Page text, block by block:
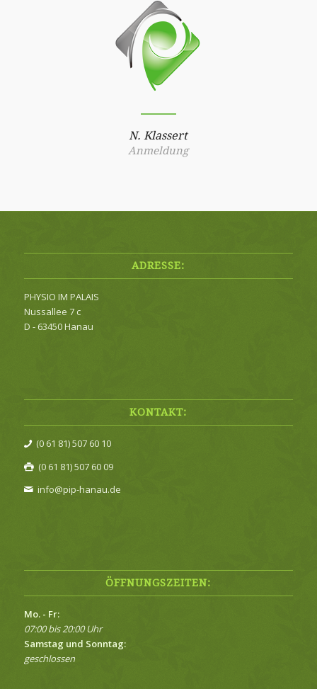
N. Klassert
Anmeldung
ADRESSE:
PHYSIO IM PALAIS
Nussallee 7 c
D - 63450 Hanau
KONTAKT:
(0 61 81) 507 60 10
(0 61 81) 507 60 09
info@pip-hanau.de
ÖFFNUNGSZEITEN:
Mo. - Fr:
07:00 bis 20:00 Uhr
Samstag und Sonntag:
geschlossen